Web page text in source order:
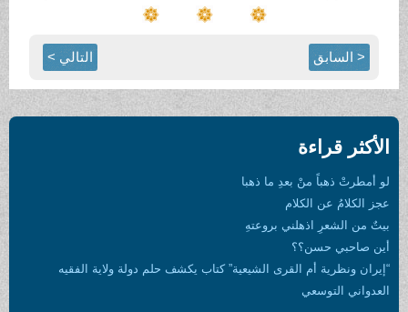
كتاب يكشف حلم دولة ولاية الفقيه